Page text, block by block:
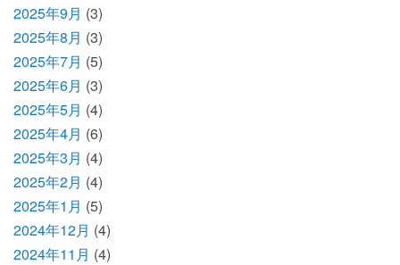
2025年9月 (3)
2025年8月 (3)
2025年7月 (5)
2025年6月 (3)
2025年5月 (4)
2025年4月 (6)
2025年3月 (4)
2025年2月 (4)
2025年1月 (5)
2024年12月 (4)
2024年11月 (4)